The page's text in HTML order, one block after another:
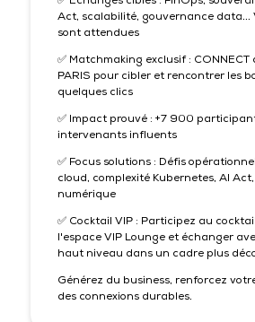
Act, scalabilité, gouvernance data...
sont attendues
✅ Matchmaking exclusif : CONNECT
PARIS pour cibler et rencontrer les
quelques clics
✅ Impact prouvé : +7 900
intervenants influents
✅ Focus solutions : Défis
cloud, complexité Kubernetes, AI
numérique
✅ Cocktail VIP : Participez au
l'espace VIP Lounge et échanger
haut niveau dans un cadre plus
Générez du business, renforcez
des connexions durables.